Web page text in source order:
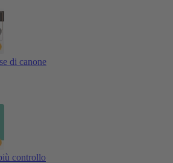
di canone
controllo